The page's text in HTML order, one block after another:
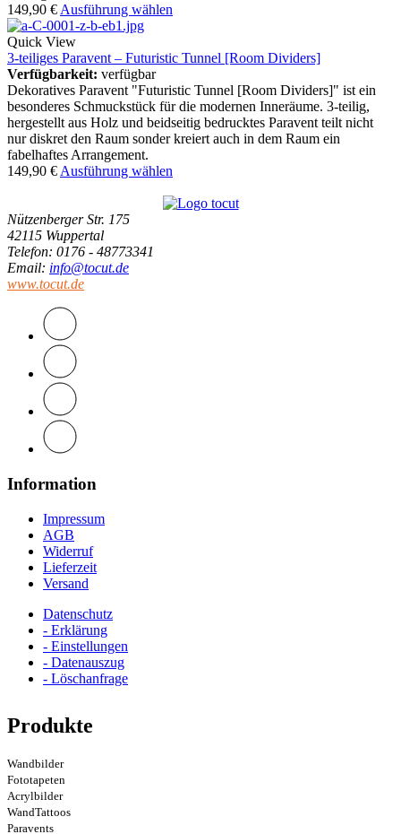
149,90 € Ausführung wählen
Quick View
3-teiliges Paravent – Futuristic Tunnel [Room Dividers]
Verfügbarkeit: verfügbar
Dekoratives Paravent "Futuristic Tunnel [Room Dividers]" ist ein
besonderes Schmuckstück für die modernen Inneräume. 3-teilig,
hergestellt aus Holz und beidseitig bedrucktes Paravent teilt nicht
nur diskret den Raum sonder kreiert auch in dem Raum ein
fabelhaftes Arrangement.
149,90 € Ausführung wählen
Nützenberger Str. 175
42115 Wuppertal
Telefon: 0176 - 48773341
Email: info@tocut.de
www.tocut.de
Information
Impressum
AGB
Widerruf
Lieferzeit
Versand
Datenschutz
- Erklärung
- Einstellungen
- Datenauszug
- Löschanfrage
Produkte
Wandbilder
Fototapeten
Acrylbilder
WandTattoos
Paravents